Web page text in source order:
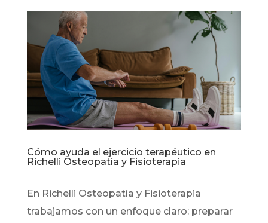
Cómo ayuda el ejercicio terapéutico en
Richelli Osteopatía y Fisioterapia
En Richelli Osteopatía y Fisioterapia
trabajamos con un enfoque claro: preparar